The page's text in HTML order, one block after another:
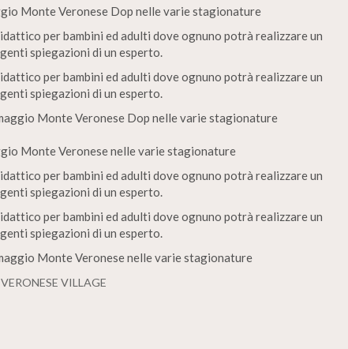
Monte Veronese Dop nelle varie stagionature
per bambini ed adulti dove ognuno potrà realizzare un
spiegazioni di un esperto.
per bambini ed adulti dove ognuno potrà realizzare un
spiegazioni di un esperto.
Monte Veronese Dop nelle varie stagionature
Monte Veronese nelle varie stagionature
per bambini ed adulti dove ognuno potrà realizzare un
spiegazioni di un esperto.
per bambini ed adulti dove ognuno potrà realizzare un
spiegazioni di un esperto.
Monte Veronese nelle varie stagionature
VILLAGE